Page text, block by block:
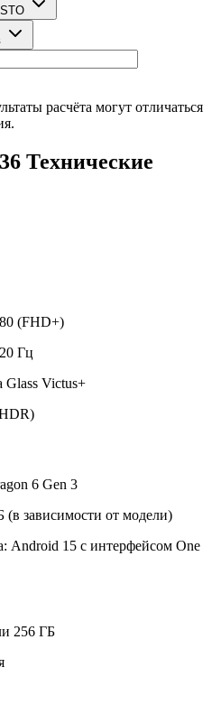
расчёта могут отличаться
Технические
(FHD+)
Гц
Victus+
6 Gen 3
зависимости от модели)
Android 15 с интерфейсом One
256 ГБ